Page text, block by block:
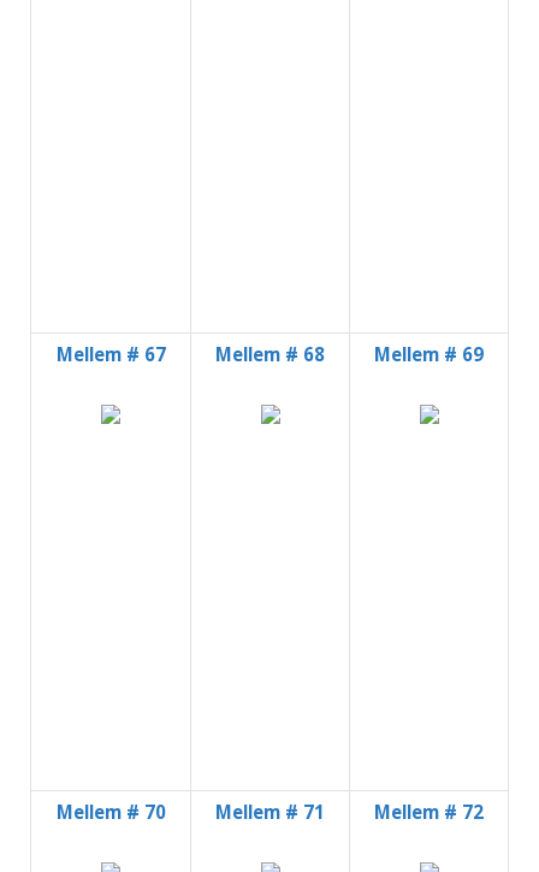
Mellem # 67 Mellem # 68 Mellem # 69
Mellem # 70 Mellem # 71 Mellem # 72